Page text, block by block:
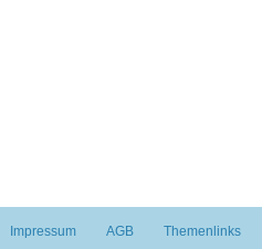
Impressum AGB Themenlinks